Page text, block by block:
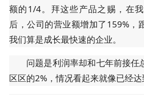
额的1/4。拜这些产品之赐，在
后，公司的营业额增加了159%，
我们算是成长最快速的企业。
问题是利润率却和七年前接任
区区的2%，情况看起来就像已经达